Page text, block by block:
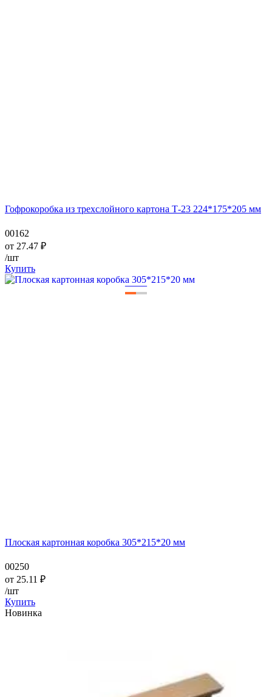
Гофрокоробка из трехслойного картона Т-23 224*175*205 мм
00162
от 27.47 ₽
/шт
Купить
——
Плоская картонная коробка 305*215*20 мм
00250
от 25.11 ₽
/шт
Купить
Новинка